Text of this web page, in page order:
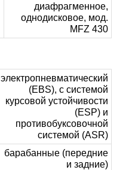
диафрагменное,
однодисковое, мод.
MFZ 430
электропневматический
(EBS), с системой
курсовой устойчивости
(ESP) и
противобуксовочной
системой (ASR)
барабанные (передние
и задние)